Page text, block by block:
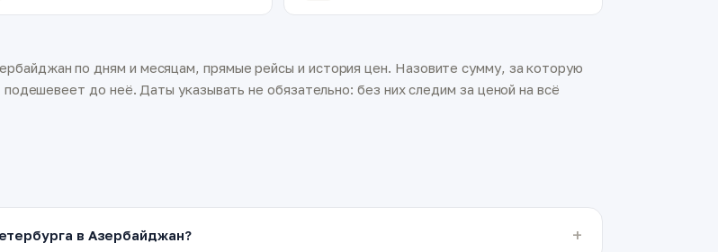
по дням и месяцам, прямые рейсы и история цен. Назовите сумму, за которую
до неё. Даты указывать не обязательно: без них следим за ценой на всё
в Азербайджан?